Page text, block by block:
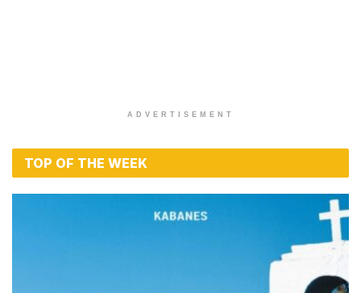
ADVERTISEMENT
TOP OF THE WEEK